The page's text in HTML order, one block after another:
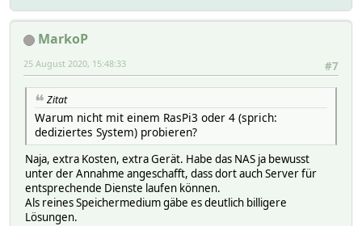
MarkoP
#7
25 August 2020, 15:48:33
Zitat
Warum nicht mit einem RasPi3 oder 4 (sprich:
dediziertes System) probieren?
Naja, extra Kosten, extra Gerät. Habe das NAS ja bewusst
unter der Annahme angeschafft, dass dort auch Server für
entsprechende Dienste laufen können.
Als reines Speichermedium gäbe es deutlich billigere
Lösungen.